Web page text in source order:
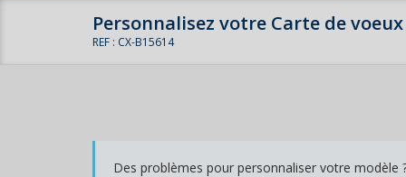
Personnalisez votre Carte de
REF : CX-B15614
Des problèmes pour personnaliser votre modèle